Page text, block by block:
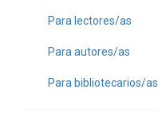
Para lectores/as
Para autores/as
Para bibliotecarios/as